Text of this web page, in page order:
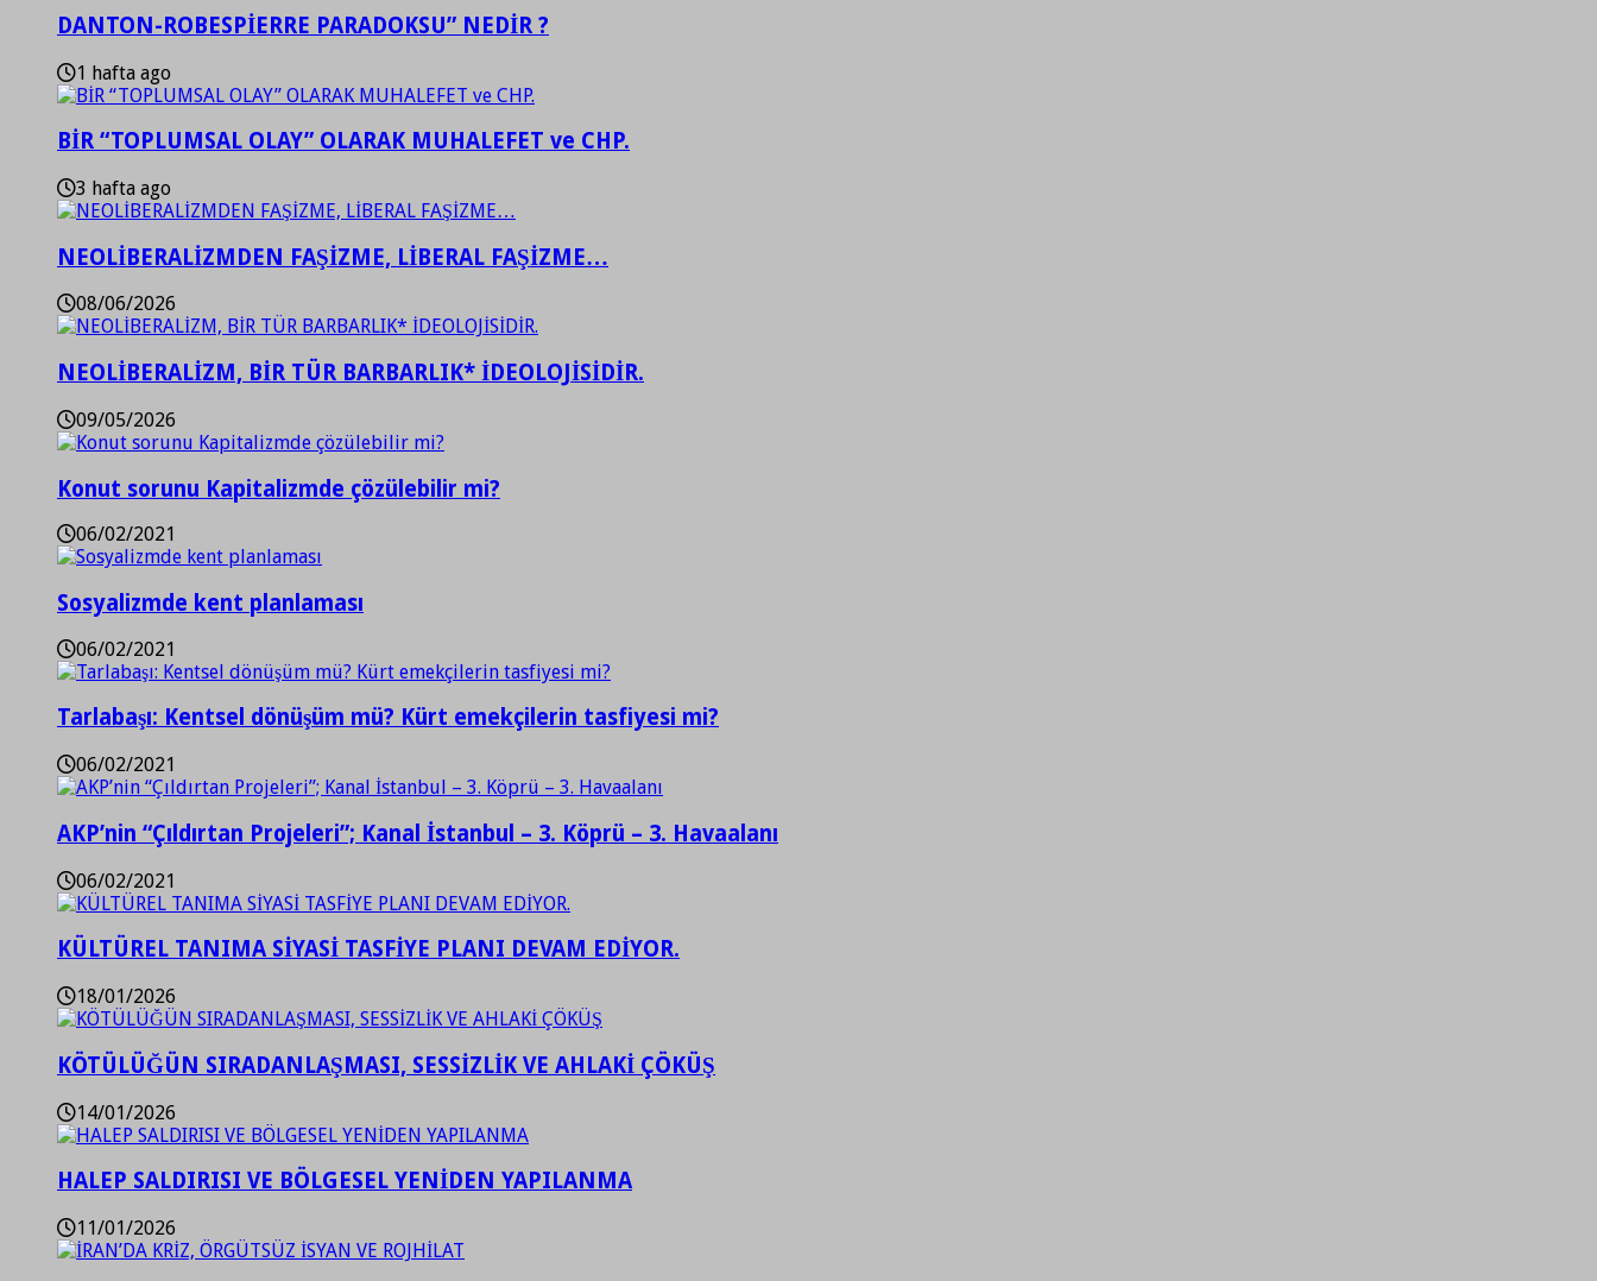
DANTON-ROBESPİERRE PARADOKSU” NEDİR ?
1 hafta ago
BİR “TOPLUMSAL OLAY” OLARAK MUHALEFET ve CHP.
3 hafta ago
NEOLİBERALİZMDEN FAŞİZME, LİBERAL FAŞİZME…
08/06/2026
NEOLİBERALİZM, BİR TÜR BARBARLIK* İDEOLOJİSİDİR.
09/05/2026
Konut sorunu Kapitalizmde çözülebilir mi?
06/02/2021
Sosyalizmde kent planlaması
06/02/2021
Tarlabaşı: Kentsel dönüşüm mü? Kürt emekçilerin tasfiyesi mi?
06/02/2021
AKP’nin “Çıldırtan Projeleri”; Kanal İstanbul – 3. Köprü – 3. Havaalanı
06/02/2021
KÜLTÜREL TANIMA SİYASİ TASFİYE PLANI DEVAM EDİYOR.
18/01/2026
KÖTÜLÜĞÜN SIRADANLAŞMASI, SESSİZLİK VE AHLAKİ ÇÖKÜŞ
14/01/2026
HALEP SALDIRISI VE BÖLGESEL YENİDEN YAPILANMA
11/01/2026